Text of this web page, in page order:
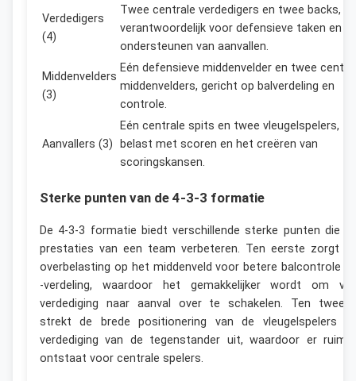
Verdedigers
(4)
Twee centrale verdedigers en twee backs,
verantwoordelijk voor defensieve taken en
ondersteunen van aanvallen.
Middenvelders
(3)
Eén defensieve middenvelder en twee
middenvelders, gericht op balverdeling en
controle.
Aanvallers (3)
Eén centrale spits en twee vleugelspelers,
belast met scoren en het creëren van
scoringskansen.
Sterke punten van de 4-3-3 formatie
De 4-3-3 formatie biedt verschillende sterke punten die
prestaties van een team verbeteren. Ten eerste zorgt
overbelasting op het middenveld voor betere balcontrole
-verdeling, waardoor het gemakkelijker wordt om
verdediging naar aanval over te schakelen. Ten
strekt de brede positionering van de vleugelspelers
verdediging van de tegenstander uit, waardoor er
ontstaat voor centrale spelers.